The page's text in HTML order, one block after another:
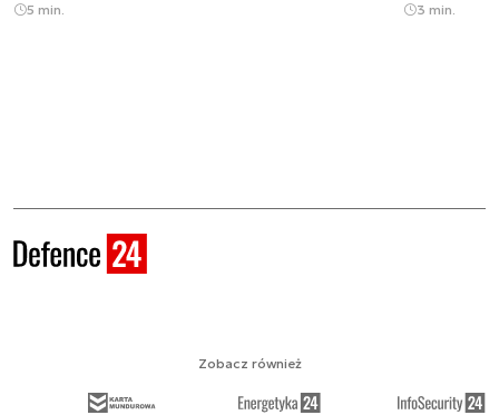
5 min. 3 min.
Zobacz również